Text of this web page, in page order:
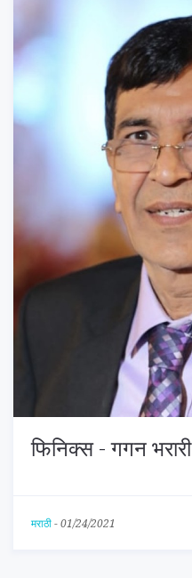
फिनिक्स - गगन भरारी
मराठी - 01/24/2021